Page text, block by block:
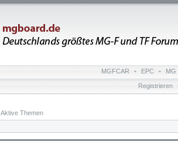
MGFCAR • EPC • MG
Registrieren
Aktive Themen